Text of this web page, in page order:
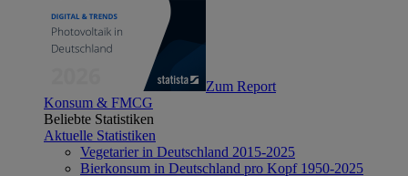
Zum Report
Konsum & FMCG
Beliebte Statistiken
Aktuelle Statistiken
Vegetarier in Deutschland 2015-2025
Bierkonsum in Deutschland pro Kopf 1950-2025